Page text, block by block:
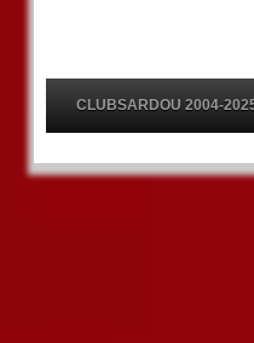
CLUBSARDOU 2004-